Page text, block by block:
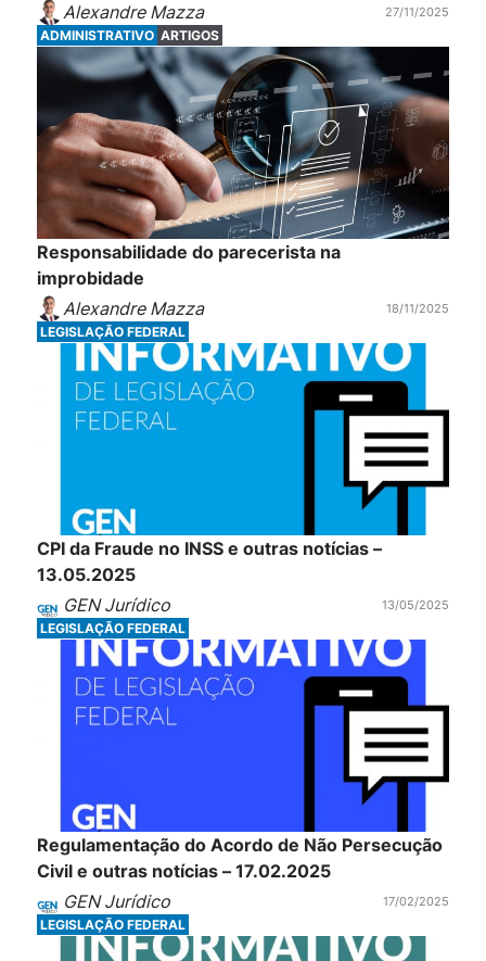
Alexandre Mazza
27/11/2025
ADMINISTRATIVO ARTIGOS
Responsabilidade do parecerista na
improbidade
Alexandre Mazza
18/11/2025
LEGISLAÇÃO FEDERAL
CPI da Fraude no INSS e outras notícias –
13.05.2025
GEN Jurídico
13/05/2025
LEGISLAÇÃO FEDERAL
Regulamentação do Acordo de Não Persecução
Civil e outras notícias – 17.02.2025
GEN Jurídico
17/02/2025
LEGISLAÇÃO FEDERAL